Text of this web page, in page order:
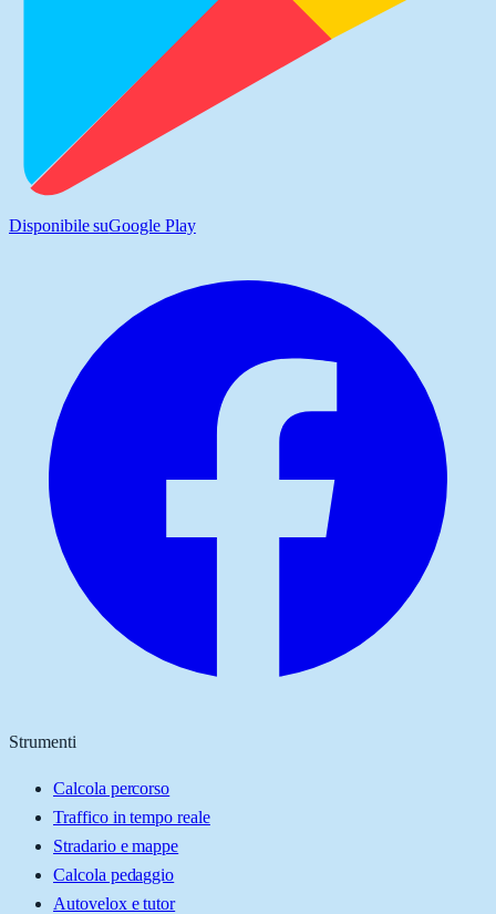
Disponibile suGoogle Play
Strumenti
Calcola percorso
Traffico in tempo reale
Stradario e mappe
Calcola pedaggio
Autovelox e tutor